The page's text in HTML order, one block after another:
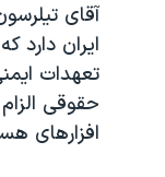
آقای
ایران دارد
تعهدات
حقوقی
افزارهای